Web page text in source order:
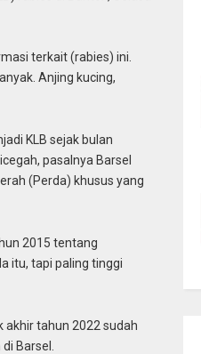
terkait (rabies) ini.
Anjing kucing,
KLB sejak bulan
pasalnya Barsel
(Perda) khusus yang
2015 tentang
itu, tapi paling tinggi
akhir tahun 2022 sudah
Barsel.